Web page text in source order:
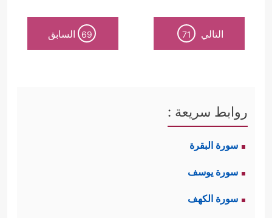
التالي 71
69 السابق
روابط سريعة :
سورة البقرة
سورة يوسف
سورة الكهف